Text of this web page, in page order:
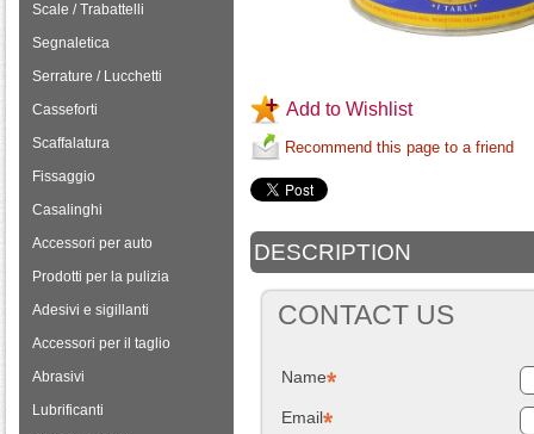
Scale / Trabattelli
Segnaletica
Serrature / Lucchetti
Casseforti
Scaffalatura
Fissaggio
Casalinghi
Accessori per auto
Prodotti per la pulizia
Adesivi e sigillanti
Accessori per il taglio
Abrasivi
Lubrificanti
Add to Wishlist
Recommend this page to a friend
DESCRIPTION
CONTACT US
Name
Email